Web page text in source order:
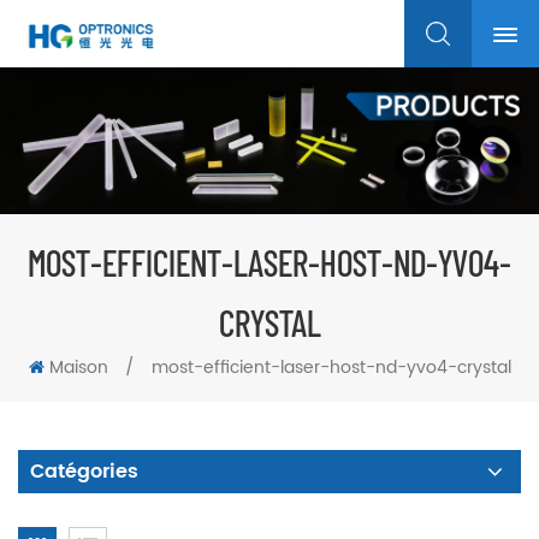
MOST-EFFICIENT-LASER-HOST-ND-YVO4-
CRYSTAL
Maison / most-efficient-laser-host-nd-yvo4-crystal
Catégories